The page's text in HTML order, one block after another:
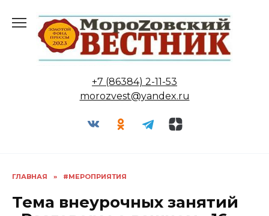
содержанию
+7 (86384) 2-11-53
morozvest@yandex.ru
ГЛАВНАЯ » #МЕРОПРИЯТИЯ
Тема внеурочных занятий